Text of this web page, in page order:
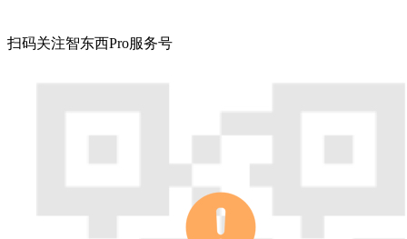
扫码关注智东西Pro服务号